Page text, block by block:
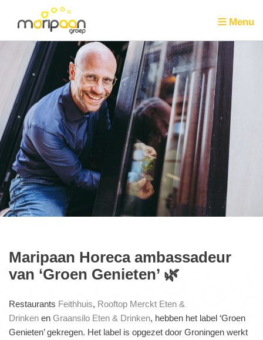
Menu
Maripaan Horeca ambassadeur
van ‘Groen Genieten’ 🌿
Restaurants Feithhuis, Rooftop Merckt Eten &
Drinken en Graansilo Eten & Drinken, hebben het label ‘Groen
Genieten’ gekregen. Het label is opgezet door Groningen werkt